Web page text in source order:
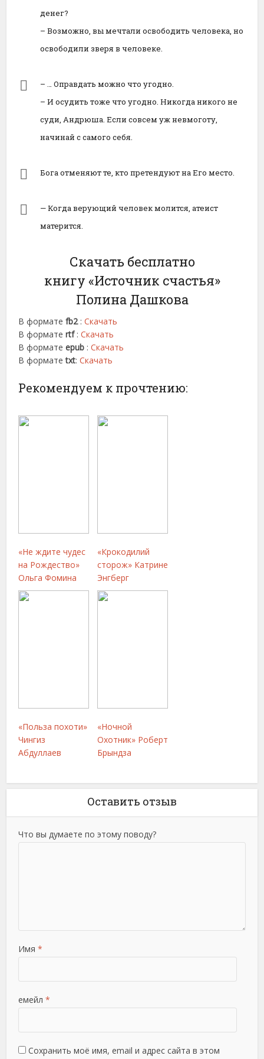
денег?
– Возможно, вы мечтали освободить человека, но
освободили зверя в человеке.
– … Оправдать можно что угодно.
– И осудить тоже что угодно. Никогда никого не
суди, Андрюша. Если совсем уж невмоготу,
начинай с самого себя.
Бога отменяют те, кто претендуют на Его место.
— Когда верующий человек молится, атеист
матерится.
Скачать бесплатно
книгу «Источник счастья»
Полина Дашкова
В форматеfb2:Скачать
В форматеrtf :Скачать
В форматеepub :Скачать
В форматеtxt:Скачать
Рекомендуем к прочтению:
«Не ждите чудес
на Рождество»
Ольга Фомина
«Крокодилий
сторож» Катрине
Энгберг
«Польза похоти»
Чингиз
Абдуллаев
«Ночной
Охотник» Роберт
Брындза
Оставить отзыв
Что вы думаете по этому поводу?
Имя *
емейл *
Сохранить моё имя, email и адрес сайта в этом